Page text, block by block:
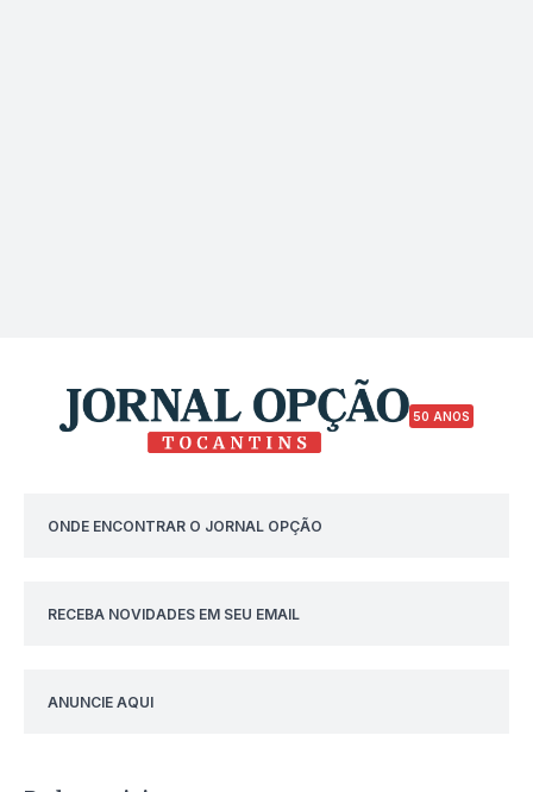
50 ANOS
ONDE ENCONTRAR O JORNAL OPÇÃO
RECEBA NOVIDADES EM SEU EMAIL
ANUNCIE AQUI